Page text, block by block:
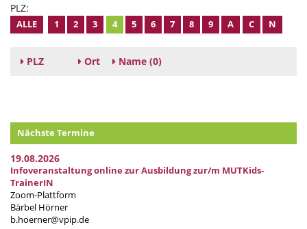
PLZ:
ALLE 1 2 3 4 5 6 7 8 9 A C N
PLZ Ort Name (0)
Nächste Termine
19.08.2026
Infoveranstaltung online zur Ausbildung zur/m MUTKids-
TrainerIN
Zoom-Plattform
Bärbel Hörner
b.hoerner@vpip.de